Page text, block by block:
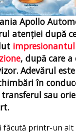
Apollo
atenției după
, după care
Adevărul
în
sau
făcută printr-un